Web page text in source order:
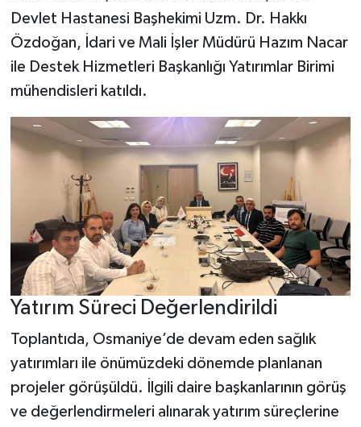
Devlet Hastanesi Başhekimi Uzm. Dr. Hakkı
Özdoğan, İdari ve Mali İşler Müdürü Hazım Nacar
ile Destek Hizmetleri Başkanlığı Yatırımlar Birimi
mühendisleri katıldı.
Yatırım Süreci Değerlendirildi
Toplantıda, Osmaniye’de devam eden sağlık
yatırımları ile önümüzdeki dönemde planlanan
projeler görüşüldü. İlgili daire başkanlarının görüş
ve değerlendirmeleri alınarak yatırım süreçlerine